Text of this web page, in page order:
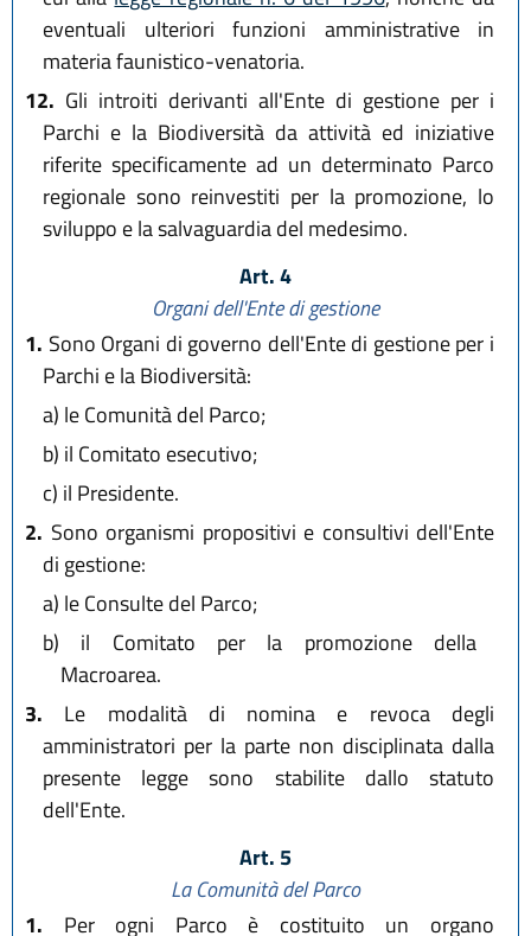
eventuali ulteriori funzioni amministrative in
materia faunistico-venatoria.
12. Gli introiti derivanti all'Ente di gestione per i
Parchi e la Biodiversità da attività ed iniziative
riferite specificamente ad un determinato Parco
regionale sono reinvestiti per la promozione, lo
sviluppo e la salvaguardia del medesimo.
Art. 4
Organi dell'Ente di gestione
1. Sono Organi di governo dell'Ente di gestione per i
Parchi e la Biodiversità:
a) le Comunità del Parco;
b) il Comitato esecutivo;
c) il Presidente.
2. Sono organismi propositivi e consultivi dell'Ente
di gestione:
a) le Consulte del Parco;
b) il Comitato per la promozione della
Macroarea.
3. Le modalità di nomina e revoca degli
amministratori per la parte non disciplinata dalla
presente legge sono stabilite dallo statuto
dell'Ente.
Art. 5
La Comunità del Parco
1. Per ogni Parco è costituito un organo